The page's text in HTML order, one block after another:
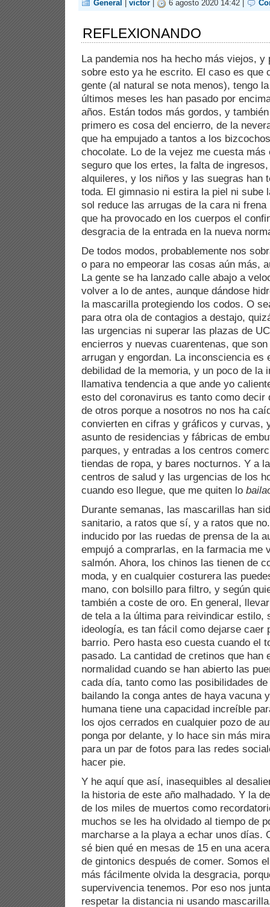
General victor 6 agosto 2020 14:42 |
REFLEXIONANDO
La pandemia nos ha hecho más viejos, y
sobre esto ya he escrito. El caso es que
gente (al natural se nota menos), tengo
últimos meses les han pasado por
años. Están todos más gordos, y
primero es cosa del encierro, de la
que ha empujado a tantos a los
chocolate. Lo de la vejez me cuesta más
seguro que los ertes, la falta de
alquileres, y los niños y las suegras han
toda. El gimnasio ni estira la piel ni sube
sol reduce las arrugas de la cara ni
que ha provocado en los cuerpos el
desgracia de la entrada en la nueva
De todos modos, probablemente nos
o para no empeorar las cosas aún más,
La gente se ha lanzado calle abajo a
volver a lo de antes, aunque dándose
la mascarilla protegiendo los codos. O
para otra ola de contagios a destajo,
las urgencias ni superar las plazas de
encierros y nuevas cuarentenas, que
arrugan y engordan. La inconsciencia es
debilidad de la memoria, y un poco de la
llamativa tendencia a que ande yo
esto del coronavirus es tanto como decir
de otros porque a nosotros no nos ha
convierten en cifras y gráficos y curvas,
asunto de residencias y fábricas de
parques, y entradas a los centros
tiendas de ropa, y bares nocturnos. Y a
centros de salud y las urgencias de los
cuando eso llegue, que me quiten lo
Durante semanas, las mascarillas han
sanitario, a ratos que sí, y a ratos que
inducido por las ruedas de prensa de la
empujó a comprarlas, en la farmacia me
salmón. Ahora, los chinos las tienen de
moda, y en cualquier costurera las
mano, con bolsillo para filtro, y según
también a coste de oro. En general,
de tela a la última para reivindicar estilo,
ideología, es tan fácil como dejarse caer
barrio. Pero hasta eso cuesta cuando el
pasado. La cantidad de cretinos que han
normalidad cuando se han abierto las
cada día, tanto como las posibilidades
bailando la conga antes de haya vacuna
humana tiene una capacidad increíble
los ojos cerrados en cualquier pozo de
ponga por delante, y lo hace sin más
para un par de fotos para las redes
hacer pie.
Y he aquí que así, inasequibles al
la historia de este año malhadado. Y la
de los miles de muertos como
muchos se les ha olvidado al tiempo de
marcharse a la playa a echar unos días.
sé bien qué en mesas de 15 en una
de gintonics después de comer. Somos
más fácilmente olvida la desgracia,
supervivencia tenemos. Por eso nos
respetar la distancia ni usando